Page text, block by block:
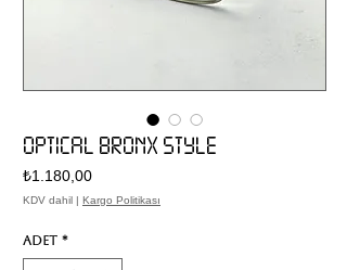
OPTICAL BRONX STYLE
₺1.180,00Fiyat
KDV dahil | Kargo Politikası
Adet *